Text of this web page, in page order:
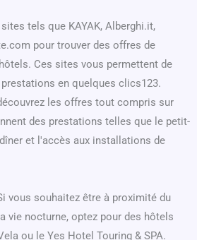
tels que KAYAK, Alberghi.it,
pour trouver des offres de
Ces sites vous permettent de
en quelques clics123.
les offres tout compris sur
des prestations telles que le petit-
et l'accès aux installations de
vous souhaitez être à proximité du
vie nocturne, optez pour des hôtels
ou le Yes Hotel Touring & SPA.